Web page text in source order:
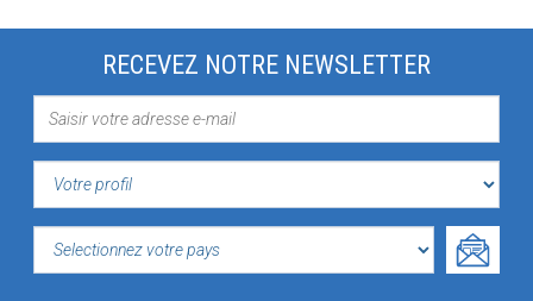
RECEVEZ NOTRE NEWSLETTER
VOTRE
PROFIL